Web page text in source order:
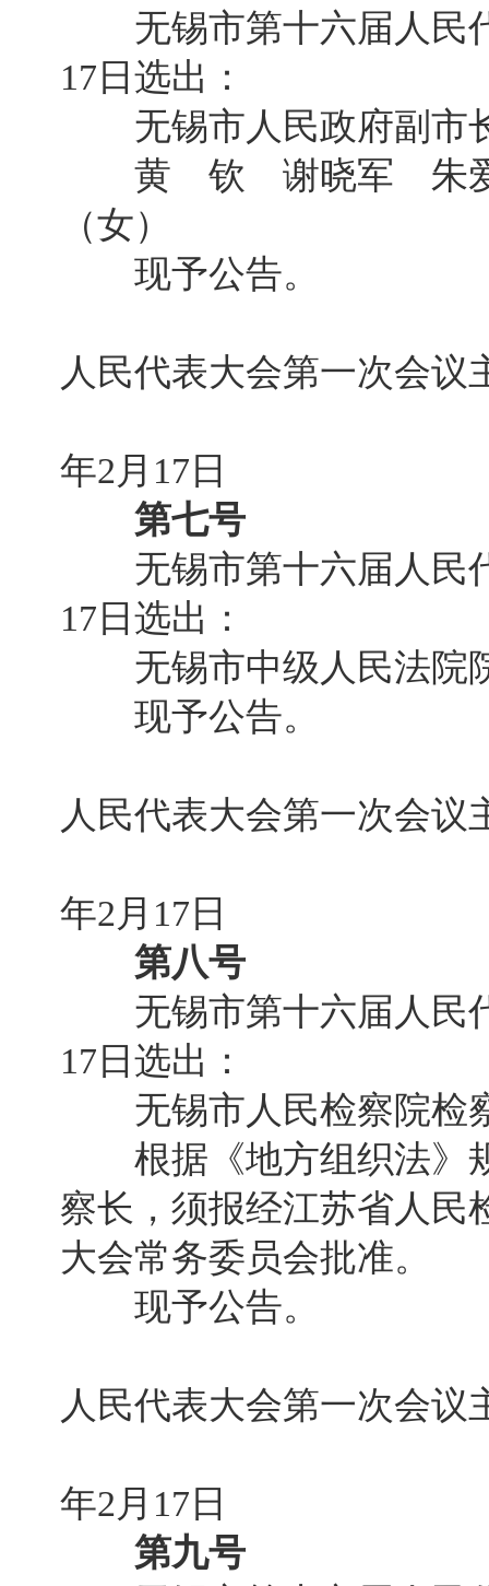
无锡市第十六届人民代
17日选出：
无锡市人民政府副市
黄 钦 谢晓军 朱
（女）
现予公告。
人民代表大会第一次会议
年2月17日
第七号
无锡市第十六届人民代
17日选出：
无锡市中级人民法院
现予公告。
人民代表大会第一次会议
年2月17日
第八号
无锡市第十六届人民代
17日选出：
无锡市人民检察院检
根据《地方组织法》
察长，须报经江苏省人民
大会常务委员会批准。
现予公告。
人民代表大会第一次会议
年2月17日
第九号